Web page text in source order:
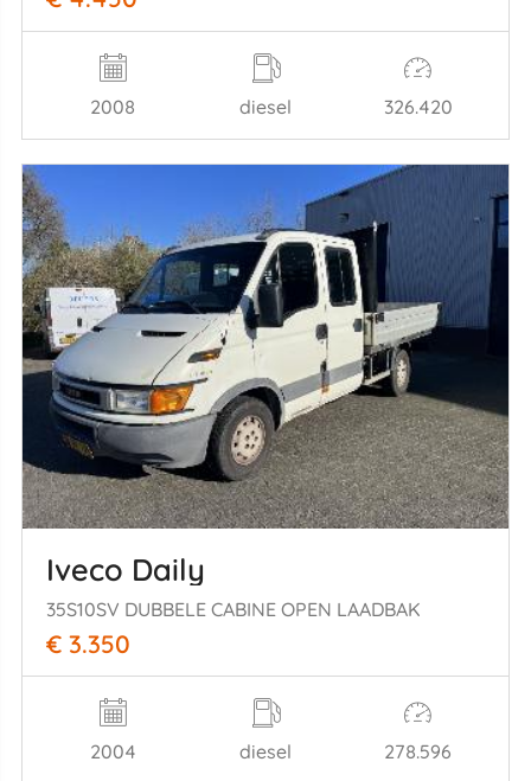
2008 diesel 326.420
Iveco Daily
35S10SV DUBBELE CABINE OPEN LAADBAK
€ 3.350
2004 diesel 278.596